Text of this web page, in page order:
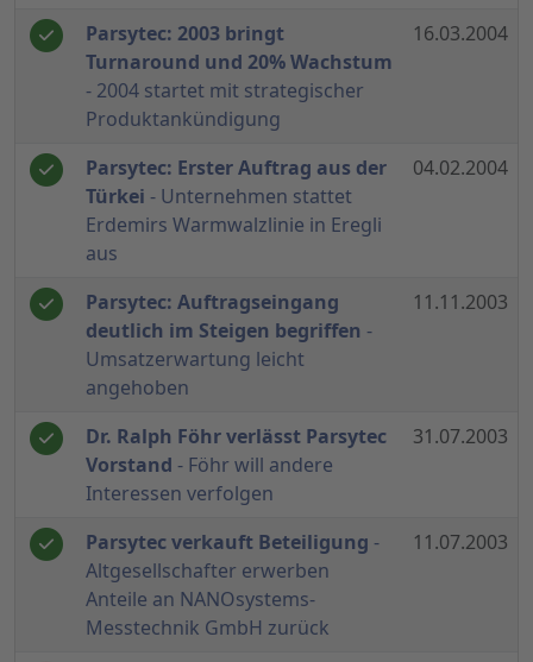
Parsytec: 2003 bringt
Turnaround und 20% Wachstum
- 2004 startet mit strategischer
Produktankündigung
16.03.2004
Parsytec: Erster Auftrag aus der
Türkei - Unternehmen stattet
Erdemirs Warmwalzlinie in Eregli
aus
04.02.2004
Parsytec: Auftragseingang
deutlich im Steigen begriffen -
Umsatzerwartung leicht
angehoben
11.11.2003
Dr. Ralph Föhr verlässt Parsytec
Vorstand - Föhr will andere
Interessen verfolgen
31.07.2003
Parsytec verkauft Beteiligung -
Altgesellschafter erwerben
Anteile an NANOsystems-
Messtechnik GmbH zurück
11.07.2003